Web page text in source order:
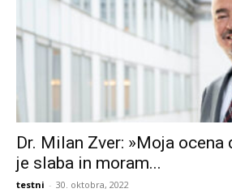
Dr. Milan Zver: »Moja ocena
je slaba in moram...
testni - 30. oktobra, 2022